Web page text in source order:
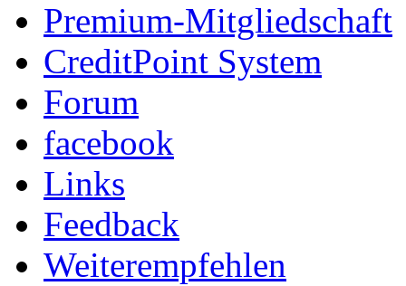
Premium-Mitgliedschaft
CreditPoint System
Forum
facebook
Links
Feedback
Weiterempfehlen